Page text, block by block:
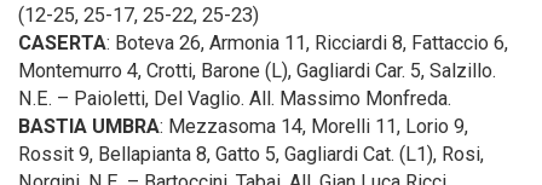
(12-25, 25-17, 25-22, 25-23)
CASERTA: Boteva 26, Armonia 11, Ricciardi 8, Fattaccio 6,
Montemurro 4, Crotti, Barone (L), Gagliardi Car. 5, Salzillo.
N.E. – Paioletti, Del Vaglio. All. Massimo Monfreda.
BASTIA UMBRA: Mezzasoma 14, Morelli 11, Lorio 9,
Rossit 9, Bellapianta 8, Gatto 5, Gagliardi Cat. (L1), Rosi,